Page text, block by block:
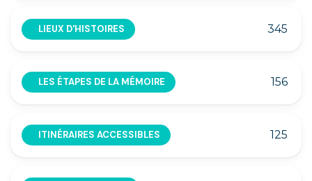
LIEUX D'HISTOIRES 345
LES ÉTAPES DE LA MÉMOIRE 156
ITINÉRAIRES ACCESSIBLES 125